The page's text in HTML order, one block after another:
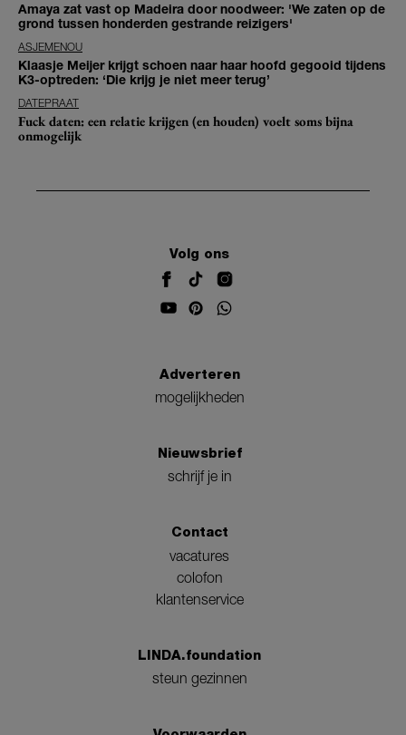
Amaya zat vast op Madeira door noodweer: 'We zaten op de
grond tussen honderden gestrande reizigers'
ASJEMENOU
Klaasje Meijer krijgt schoen naar haar hoofd gegooid tijdens
K3-optreden: ‘Die krijg je niet meer terug’
DATEPRAAT
Fuck daten: een relatie krijgen (en houden) voelt soms bijna
onmogelijk
Volg ons
Adverteren
mogelijkheden
Nieuwsbrief
schrijf je in
Contact
vacatures
colofon
klantenservice
LINDA.foundation
steun gezinnen